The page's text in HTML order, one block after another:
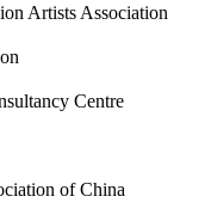
Artists Association
Centre
of China